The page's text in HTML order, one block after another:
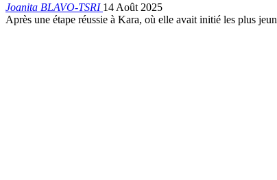
Joanita BLAVO-TSRI 14 Août 2025
Après une étape réussie à Kara, où elle avait initié les plus